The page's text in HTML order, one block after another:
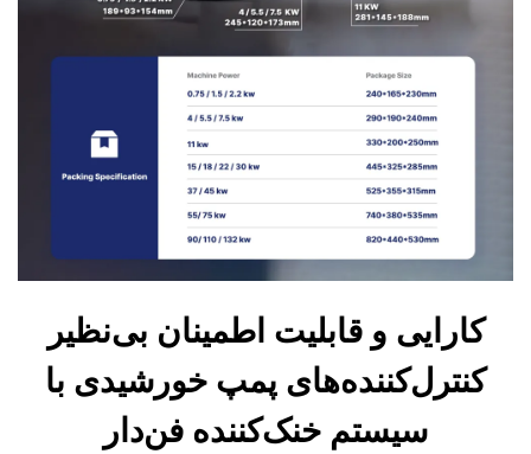
کارایی و قابلیت اطمینان بی‌نظیر
کنترل‌کننده‌های پمپ خورشیدی با
سیستم خنک‌کننده فن‌دار